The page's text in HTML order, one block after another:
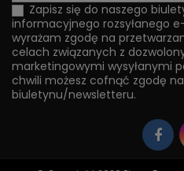
Zapisz się do naszego
informacyjnego rozsyłanego
wyrażam zgodę na
celach związanych z
marketingowymi wysyłanymi
chwili możesz cofnąć zgodę na
biuletynu/newsletteru.